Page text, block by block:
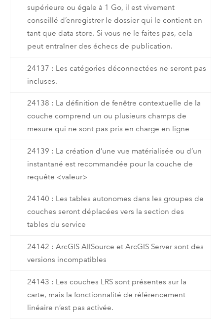
supérieure ou égale à 1 Go, il est vivement
conseillé d’enregistrer le dossier qui le contient en
tant que data store. Si vous ne le faites pas, cela
peut entraîner des échecs de publication.
24137 : Les catégories déconnectées ne seront pas
incluses.
24138 : La définition de fenêtre contextuelle de la
couche comprend un ou plusieurs champs de
mesure qui ne sont pas pris en charge en ligne
24139 : La création d’une vue matérialisée ou d’un
instantané est recommandée pour la couche de
requête <valeur>
24140 : Les tables autonomes dans les groupes de
couches seront déplacées vers la section des
tables du service
24142 : ArcGIS AllSource et ArcGIS Server sont des
versions incompatibles
24143 : Les couches LRS sont présentes sur la
carte, mais la fonctionnalité de référencement
linéaire n’est pas activée.